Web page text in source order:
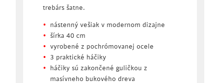
trebárs šatne.
nástenný vešiak v modernom dizajne
šírka 40 cm
vyrobené z pochrómovanej ocele
3 praktické háčiky
háčiky sú zakončené guličkou z
masívneho bukového dreva